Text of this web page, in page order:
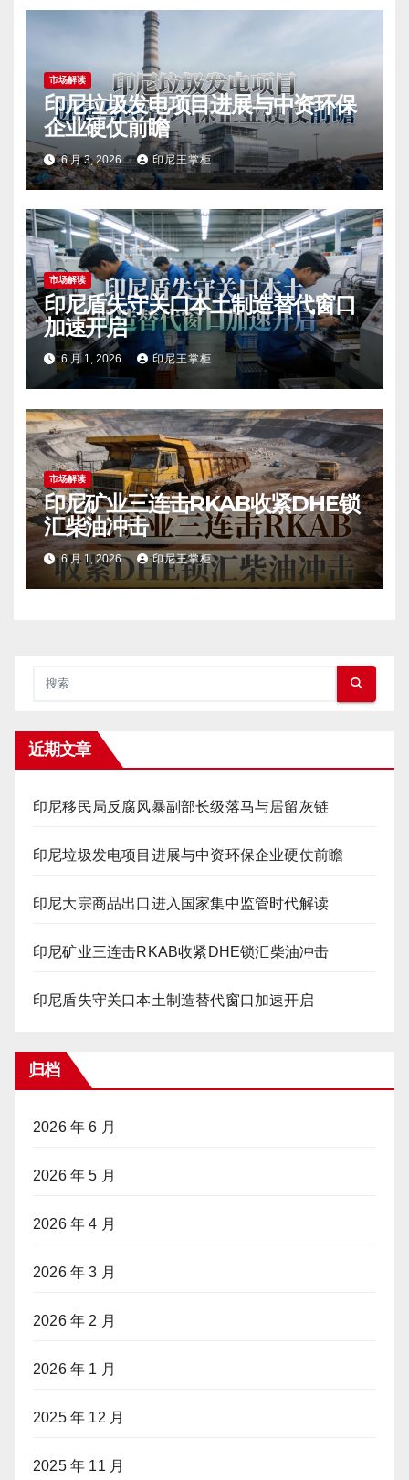
市场解读
印尼垃圾发电项目进展与中资环保
企业硬仗前瞻
6 月 3, 2026 印尼王掌柜
市场解读
印尼盾失守关口本土制造替代窗口
加速开启
6 月 1, 2026 印尼王掌柜
市场解读
印尼矿业三连击RKAB收紧DHE锁
汇柴油冲击
6 月 1, 2026 印尼王掌柜
近期文章
印尼移民局反腐风暴副部长级落马与居留灰链
印尼垃圾发电项目进展与中资环保企业硬仗前瞻
印尼大宗商品出口进入国家集中监管时代解读
印尼矿业三连击RKAB收紧DHE锁汇柴油冲击
印尼盾失守关口本土制造替代窗口加速开启
归档
2026 年 6 月
2026 年 5 月
2026 年 4 月
2026 年 3 月
2026 年 2 月
2026 年 1 月
2025 年 12 月
2025 年 11 月